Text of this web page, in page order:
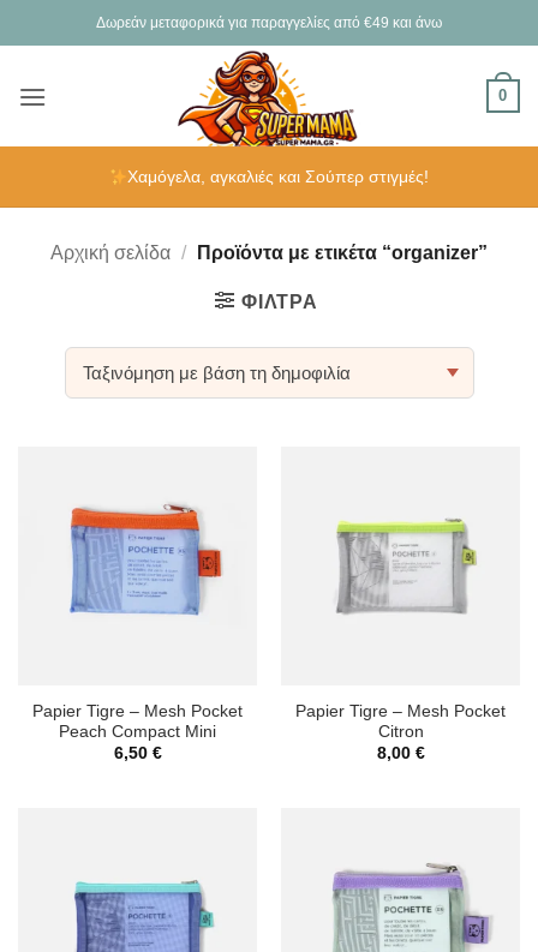
στο
Δωρεάν μεταφορικά για παραγγελίες από €49 και άνω
0
Χαμόγελα, αγκαλιές και Σούπερ στιγμές!
Αρχική σελίδα / Προϊόντα με ετικέτα “organizer”
ΦΊΛΤΡΑ
Papier Tigre – Mesh Pocket
Peach Compact Mini
6,50 €
Papier Tigre – Mesh Pocket
Citron
8,00 €